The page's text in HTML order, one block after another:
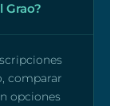
Grao?
comparar
opciones